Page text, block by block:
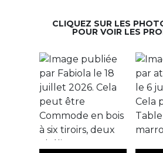
CLIQUEZ SUR LES
POUR VOIR LES